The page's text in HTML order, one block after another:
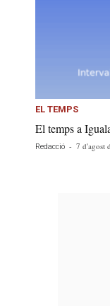
EL TEMPS
El temps a
Redacció - 7 d'agost